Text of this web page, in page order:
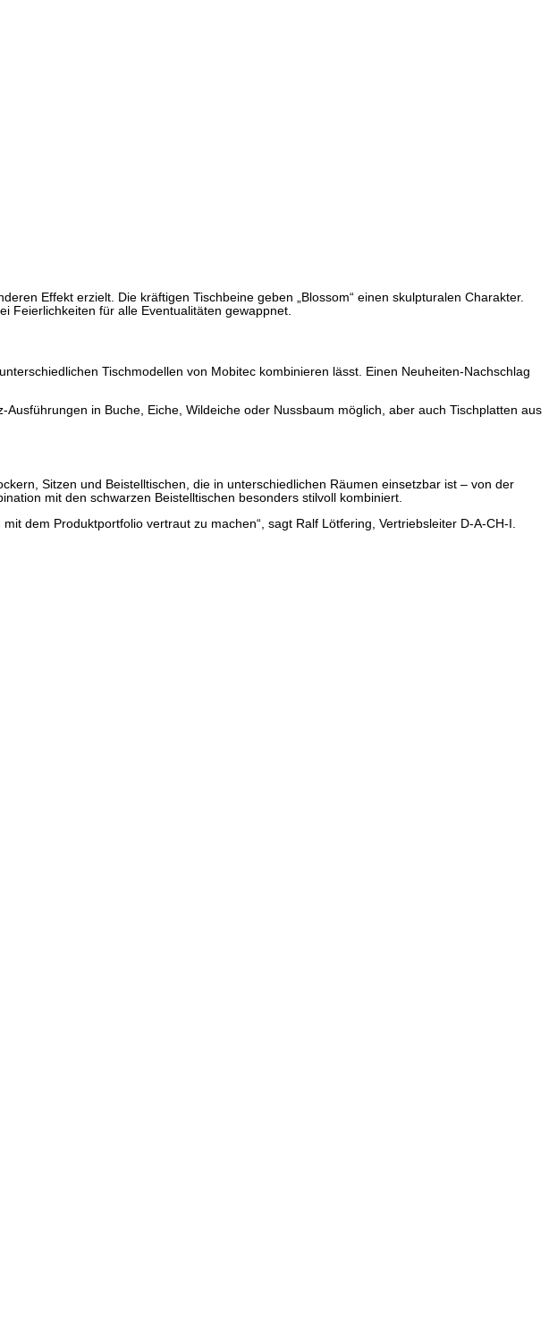
Effekt erzielt. Die kräftigen Tischbeine geben „Blossom“ einen skulpturalen Charakter.
Feierlichkeiten für alle Eventualitäten gewappnet.
Tischmodellen von Mobitec kombinieren lässt. Einen Neuheiten-Nachschlag
in Buche, Eiche, Wildeiche oder Nussbaum möglich, aber auch Tischplatten aus
Sitzen und Beistelltischen, die in unterschiedlichen Räumen einsetzbar ist – von der
mit den schwarzen Beistelltischen besonders stilvoll kombiniert.
dem Produktportfolio vertraut zu machen“, sagt Ralf Lötfering, Vertriebsleiter D-A-CH-I.